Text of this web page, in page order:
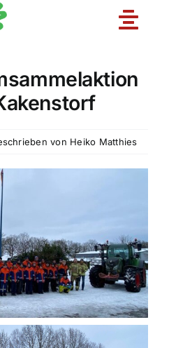
Toggle
Feuerwehr
von Heiko Matthies